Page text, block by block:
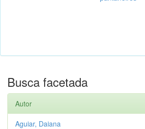
Busca facetada
Autor
Aguiar, Daiana